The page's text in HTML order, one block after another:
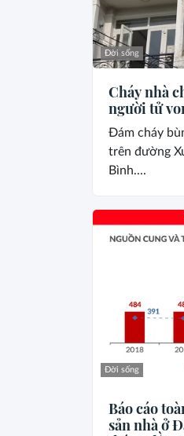
Đời sống
Cháy nhà
người tử
Đám cháy
trên đường
Bình....
Đời sống
Báo cáo
sản nhà ở